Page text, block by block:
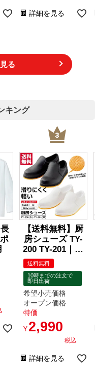
詳細を見る
る
キング
【送料無料】厨
房シューズ TY-
200 TY-201｜滑
りにくい・軽
量・疲れにくい
｜飲食店・調理
場向け
送料無料
10時までの注文で
即日出荷
希望小売価格
オープン価格
特価
¥2,990
税込
詳細を見る